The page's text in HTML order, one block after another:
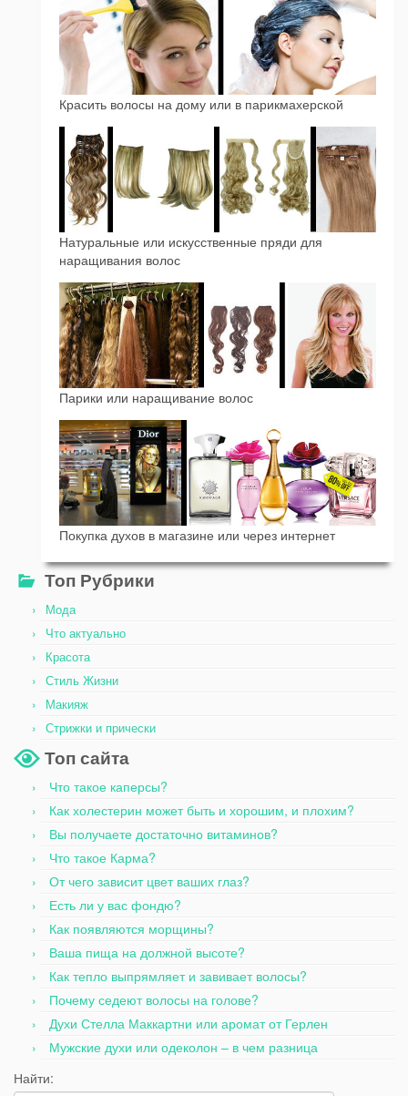
Красить волосы на дому или в парикмахерской
Натуральные или искусственные пряди для
наращивания волос
Парики или наращивание волос
Покупка духов в магазине или через интернет
Топ Рубрики
Мода
Что актуально
Красота
Стиль Жизни
Макияж
Стрижки и прически
Топ сайта
Что такое каперсы?
Как холестерин может быть и хорошим, и плохим?
Вы получаете достаточно витаминов?
Что такое Карма?
От чего зависит цвет ваших глаз?
Есть ли у вас фондю?
Как появляются морщины?
Ваша пища на должной высоте?
Как тепло выпрямляет и завивает волосы?
Почему седеют волосы на голове?
Духи Стелла Маккартни или аромат от Герлен
Мужские духи или одеколон – в чем разница
Найти: